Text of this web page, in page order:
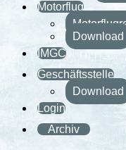
Motorflug
Download
IMGC
Geschäftsstelle
Download
Login
Archiv